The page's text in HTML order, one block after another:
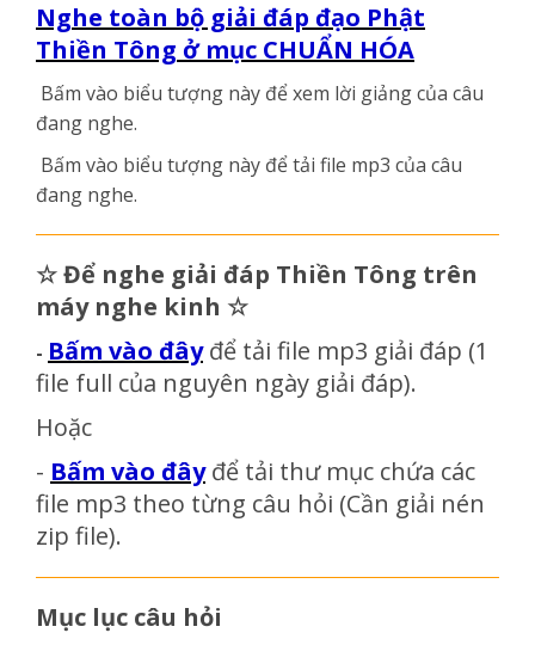
Nghe toàn bộ giải đáp đạo Phật
Thiền Tông ở mục CHUẨN HÓA
Bấm vào biểu tượng này để xem lời giảng của câu
đang nghe.
Bấm vào biểu tượng này để tải file mp3 của câu
đang nghe.
☆Để nghe giải đáp Thiền Tông trên
máy nghe kinh ☆
- Bấm vào đâyđể tải file mp3 giải đáp (1
file full của nguyên ngày giải đáp).
Hoặc
- Bấm vào đâyđể tải thư mục chứa các
file mp3 theo từng câu hỏi (Cần giải nén
zip file).
Mục lục câu hỏi